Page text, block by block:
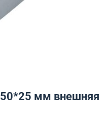
мм внешняя